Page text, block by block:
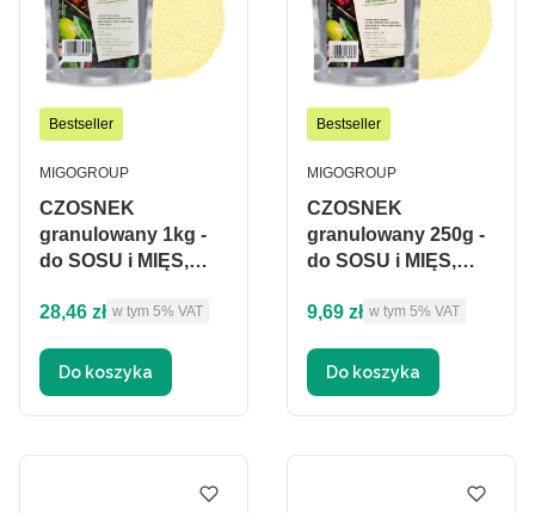
Bestseller
CZOSNEK
granulowany 1kg -
do SOSU i MIĘS,
PRODUCENT
MIGOGROUP
Cena brutto
28,46 zł w tym %s VAT
w tym 5% VAT
Do koszyka
Bestseller
CZOSNEK
granulowany 250g -
do SOSU i MIĘS,
PRODUCENT
MIGOGROUP
Cena brutto
9,69 zł w tym %s VAT
w tym 5% VAT
Do koszyka